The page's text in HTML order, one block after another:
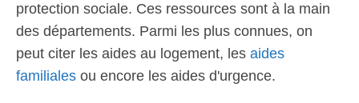
protection sociale. Ces ressources sont à la main
des départements. Parmi les plus connues, on
peut citer les aides au logement, les aides
familiales ou encore les aides d'urgence.